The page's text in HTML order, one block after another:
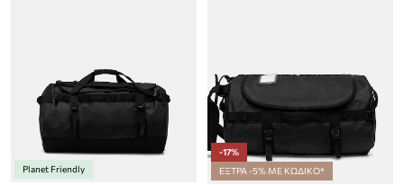
Planet Friendly
-17%
ΕΞΤΡΑ -5% ΜΕ ΚΩΔΙΚΟ*